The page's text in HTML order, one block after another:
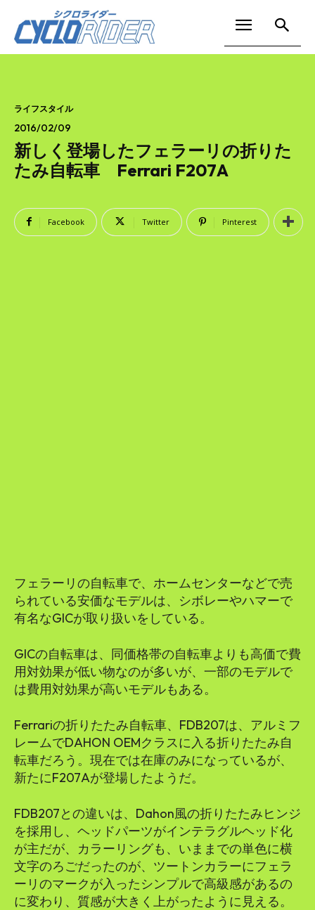
ライフスタイル
2016/02/09
新しく登場したフェラーリの折りた
たみ自転車 Ferrari F207A
Facebook Twitter Pinterest
フェラーリの自転車で、ホームセンターなどで売
られている安価なモデルは、シボレーやハマーで
有名なGICが取り扱いをしている。
GICの自転車は、同価格帯の自転車よりも高価で費
用対効果が低い物なのが多いが、一部のモデルで
は費用対効果が高いモデルもある。
Ferrariの折りたたみ自転車、FDB207は、アルミフ
レームでDAHON OEMクラスに入る折りたたみ自
転車だろう。現在では在庫のみになっているが、
新たにF207Aが登場したようだ。
FDB207との違いは、Dahon風の折りたたみヒンジ
を採用し、ヘッドパーツがインテラグルヘッド化
が主だが、カラーリングも、いままでの単色に横
文字のろごだったのが、ツートンカラーにフェラ
ーリのマークが入ったシンプルで高級感があるの
に変わり、質感が大きく上がったように見える。